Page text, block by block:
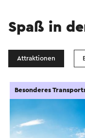
Spaß in
Attraktionen
Besonderes